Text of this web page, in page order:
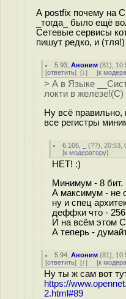
А postfix почему на
_тогда_ было ещё
Сетевые сервисы
пишут редко, и
5.93 ,Аноним (81),
[ответить] [↓] [к
> А в Языке
локти в железе!(С)
Ну всё правильно,
все регистры
6.106 (??), 20:53,
[к модератору]
НЕТ! :)
Минимум - 8 бит.
А максимум - не
ну и спец
деффки что -
И на всём этом
А теперь -
5.94 ,Аноним (81),
[ответить] [↑] [к
Ну ты ж сам вот
https://
2.html#89